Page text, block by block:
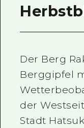
Der Berg
Berggipfel
der
Stadt